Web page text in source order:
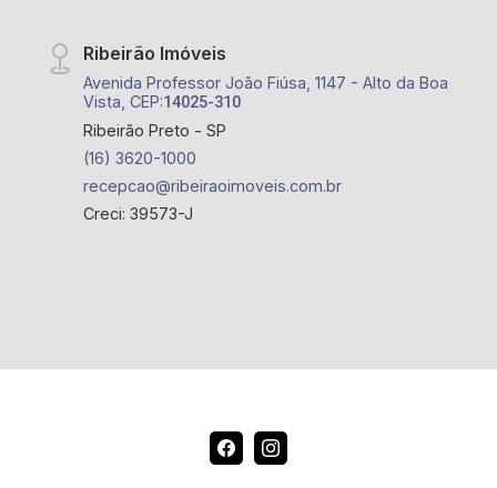
Ribeirão Imóveis
Avenida Professor João Fiúsa, 1147 - Alto da Boa
Vista, CEP:14025-310
Ribeirão Preto - SP
(16) 3620-1000
recepcao@ribeiraoimoveis.com.br
Creci: 39573-J